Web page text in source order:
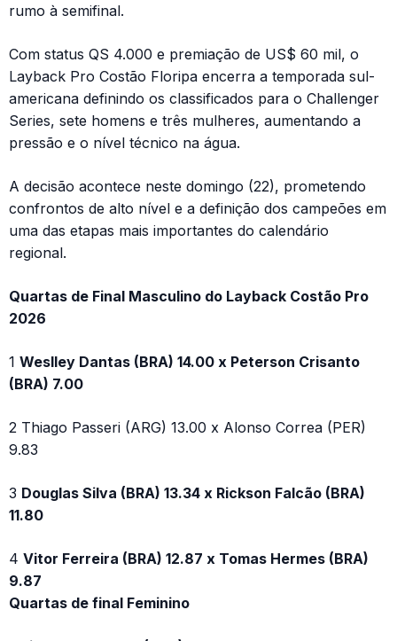
rumo à semifinal.
Com status QS 4.000 e premiação de US$ 60 mil, o
Layback Pro Costão Floripa encerra a temporada sul-
americana definindo os classificados para o Challenger
Series, sete homens e três mulheres, aumentando a
pressão e o nível técnico na água.
A decisão acontece neste domingo (22), prometendo
confrontos de alto nível e a definição dos campeões em
uma das etapas mais importantes do calendário
regional.
Quartas de Final Masculino do Layback Costão Pro
2026
1 Weslley Dantas (BRA) 14.00 x Peterson Crisanto
(BRA) 7.00
2 Thiago Passeri (ARG) 13.00 x Alonso Correa (PER)
9.83
3 Douglas Silva (BRA) 13.34 x Rickson Falcão (BRA)
11.80
4 Vitor Ferreira (BRA) 12.87 x Tomas Hermes (BRA)
9.87
Quartas de final Feminino